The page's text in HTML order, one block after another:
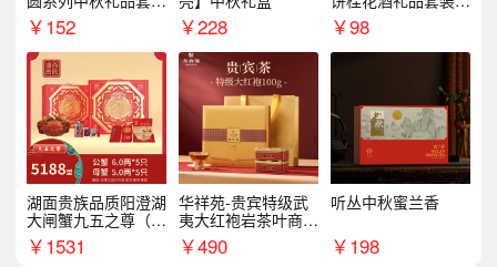
企业送客户商务伴手
礼
￥152 ￥228
AL1377
￥98
湖面贵族品质阳澄湖
大闸蟹九五之尊（卡
券）5188型
￥1531
华祥苑-贵宾特级武
夷大红袍岩茶叶商务
礼盒中秋节送长辈1
00g
￥490
听丛中秋蜜兰香
￥198